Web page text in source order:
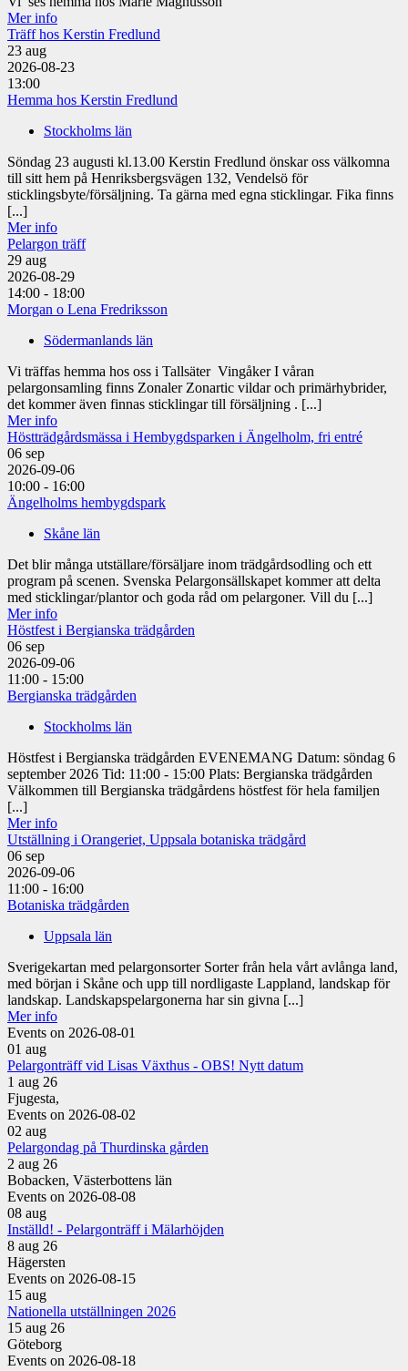
Mer info
Träff hos Kerstin Fredlund
23 aug
2026-08-23
13:00
Hemma hos Kerstin Fredlund
Stockholms län
Söndag 23 augusti kl.13.00 Kerstin Fredlund önskar oss välkomna
till sitt hem på Henriksbergsvägen 132, Vendelsö för
sticklingsbyte/försäljning. Ta gärna med egna sticklingar. Fika finns
[...]
Mer info
Pelargon träff
29 aug
2026-08-29
14:00 - 18:00
Morgan o Lena Fredriksson
Södermanlands län
Vi träffas hemma hos oss i Tallsäter Vingåker I våran
pelargonsamling finns Zonaler Zonartic vildar och primärhybrider,
det kommer även finnas sticklingar till försäljning . [...]
Mer info
Höstträdgårdsmässa i Hembygdsparken i Ängelholm, fri entré
06 sep
2026-09-06
10:00 - 16:00
Ängelholms hembygdspark
Skåne län
Det blir många utställare/försäljare inom trädgårdsodling och ett
program på scenen. Svenska Pelargonsällskapet kommer att delta
med sticklingar/plantor och goda råd om pelargoner. Vill du [...]
Mer info
Höstfest i Bergianska trädgården
06 sep
2026-09-06
11:00 - 15:00
Bergianska trädgården
Stockholms län
Höstfest i Bergianska trädgården EVENEMANG Datum: söndag 6
september 2026 Tid: 11:00 - 15:00 Plats: Bergianska trädgården
Välkommen till Bergianska trädgårdens höstfest för hela familjen
[...]
Mer info
Utställning i Orangeriet, Uppsala botaniska trädgård
06 sep
2026-09-06
11:00 - 16:00
Botaniska trädgården
Uppsala län
Sverigekartan med pelargonsorter Sorter från hela vårt avlånga land,
med början i Skåne och upp till nordligaste Lappland, landskap för
landskap. Landskapspelargonerna har sin givna [...]
Mer info
Events on 2026-08-01
01 aug
Pelargonträff vid Lisas Växthus - OBS! Nytt datum
1 aug 26
Fjugesta,
Events on 2026-08-02
02 aug
Pelargondag på Thurdinska gården
2 aug 26
Bobacken, Västerbottens län
Events on 2026-08-08
08 aug
Inställd! - Pelargonträff i Mälarhöjden
8 aug 26
Hägersten
Events on 2026-08-15
15 aug
Nationella utställningen 2026
15 aug 26
Göteborg
Events on 2026-08-18